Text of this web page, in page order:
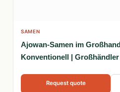
SAMEN
Ajowan-Samen im
Konventionell |
Request quote